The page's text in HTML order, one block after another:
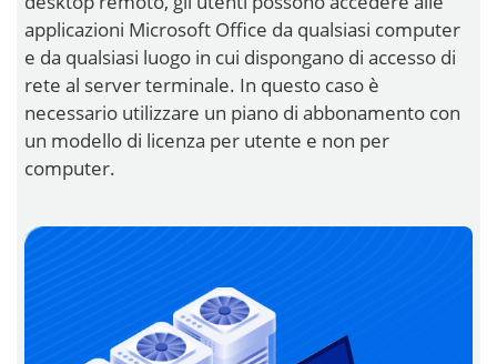
applicazioni Microsoft Office da qualsiasi computer
e da qualsiasi luogo in cui dispongano di accesso di
rete al server terminale. In questo caso è
necessario utilizzare un piano di abbonamento con
un modello di licenza per utente e non per
computer.